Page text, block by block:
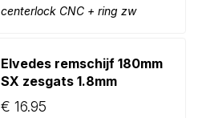
centerlock CNC + ring zw
Elvedes remschijf 180mm
SX zesgats 1.8mm
€ 16.95